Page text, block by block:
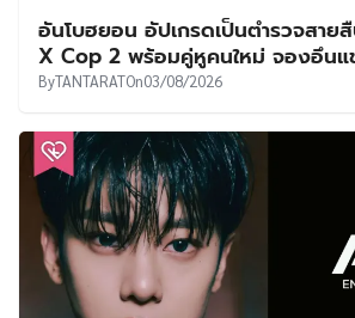
อันโบฮยอน อัปเกรดเป็นตำรวจสาย
X Cop 2 พร้อมคู่หูคนใหม่ จองอึนแ
ByTANTARATOn03/08/2026